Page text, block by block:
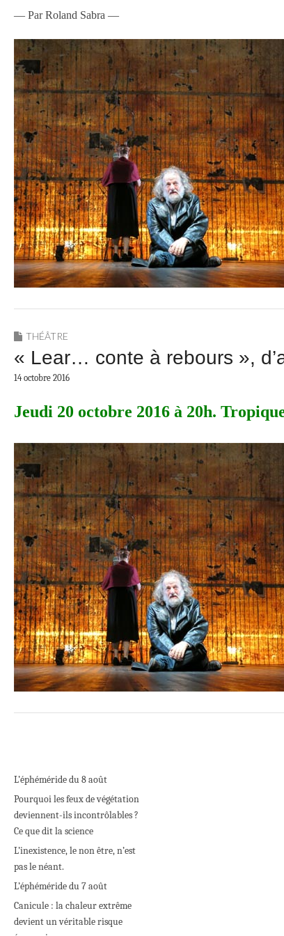
— Par Roland Sabra —
THÉÂTRE
« Lear… conte à rebours »,
14 octobre 2016
Jeudi 20 octobre 2016 à 20h.
L’éphéméride du 8 août
Pourquoi les feux de végétation
deviennent-ils incontrôlables ?
Ce que dit la science
L’inexistence, le non être, n’est
pas le néant.
L’éphéméride du 7 août
Canicule : la chaleur extrême
devient un véritable risque